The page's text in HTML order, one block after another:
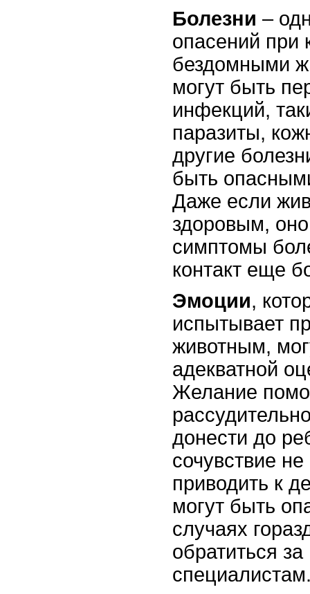
Болезни –
опасений при
бездомными
могут быть
инфекций,
паразиты,
другие
быть
Даже если
здоровым,
симптомы
контакт еще
Эмоции,
испытывает
животным,
адекватной
Желание
донести до
сочувствие
приводить к
могут быть
случаях
обратиться